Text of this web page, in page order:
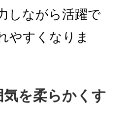
しながら活躍で
やすくなりま
を柔らかくす